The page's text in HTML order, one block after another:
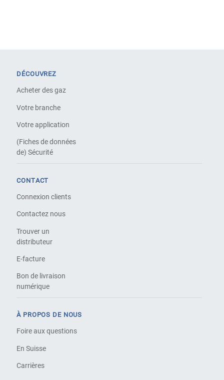
DÉCOUVREZ
Acheter des gaz
Votre branche
Votre application
(Fiches de données
de) Sécurité
CONTACT
Connexion clients
Contactez nous
Trouver un
distributeur
E-facture
Bon de livraison
numérique
À PROPOS DE NOUS
Foire aux questions
En Suisse
Carrières